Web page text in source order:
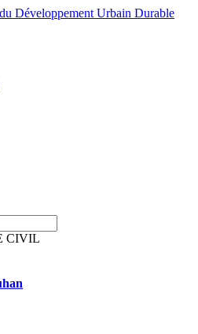
Développement Urbain Durable
CIVIL